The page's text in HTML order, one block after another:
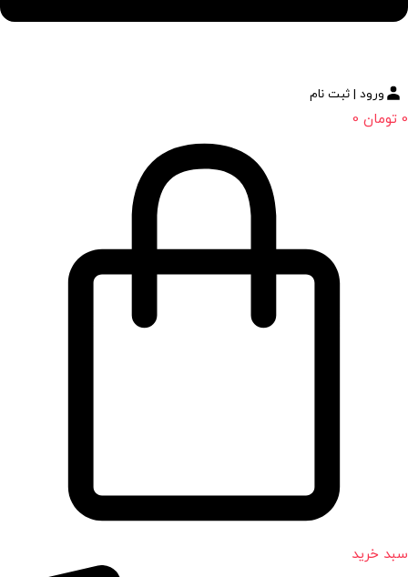
ورود | ثبت نام
0 تومان 0
سبد خرید